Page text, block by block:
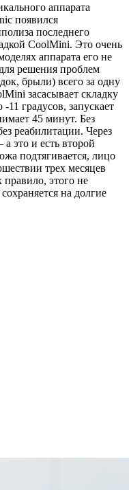
аппарата
появился
последнего
CoolMini. Это очень
аппарата его не
решения проблем
брыли) всего за одну
засасывает складку
11 градусов, запускает
45 минут. Без
реабилитации. Через
это и есть второй
подтягивается, лицо
трех месяцев
этого не
на долгие